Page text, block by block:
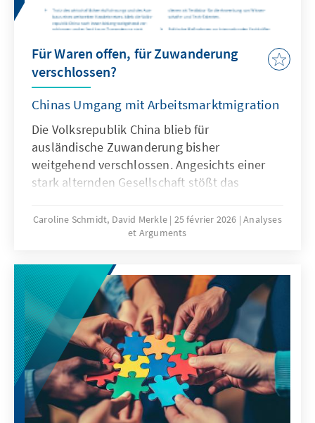
Für Waren offen, für Zuwanderung
verschlossen?
Chinas Umgang mit Arbeitsmarktmigration
Die Volksrepublik China blieb für
ausländische Zuwanderung bisher
weitgehend verschlossen. Angesichts einer
stark alternden Gesellschaft stößt das
seine Grenzen, was die gezielte Anwerbung
ausländischer Fach- und Arbeitskräfte auf
Deutschland und Europa könnte mit China ein
neuer Wettbewerber im globalen Wettbewerb
um Talente entstehen.
Caroline Schmidt, David Merkle 25 février 2026 Analyses
et Arguments